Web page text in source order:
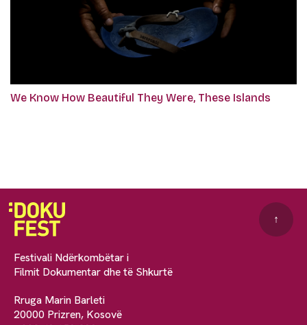
We Know How Beautiful They Were, These Islands
Festivali Ndërkombëtar i
Filmit Dokumentar dhe të Shkurtë
Rruga Marin Barleti
20000 Prizren, Kosovë
↑